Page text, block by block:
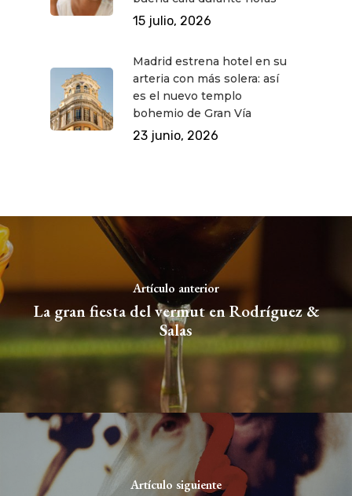
15 julio, 2026
Madrid estrena hotel en su
arteria con más solera: así
es el nuevo templo
bohemio de Gran Vía
23 junio, 2026
Artículo anterior
La gran fiesta del vermut en Rodríguez &
Salas
Artículo siguiente